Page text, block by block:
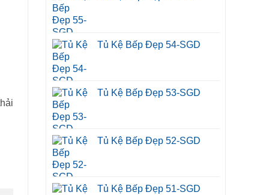
Tủ Kệ Bếp Đẹp 54-SGD
Tủ Kệ Bếp Đẹp 53-SGD
Tủ Kệ Bếp Đẹp 52-SGD
Tủ Kệ Bếp Đẹp 51-SGD